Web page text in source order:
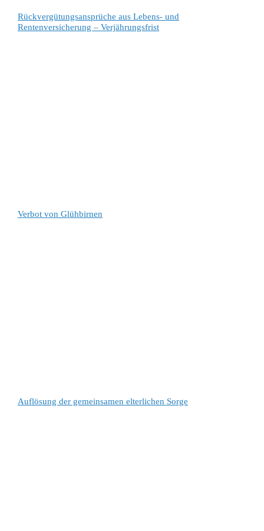
Rückvergütungsansprüche aus Lebens- und
Rentenversicherung – Verjährungsfrist
Verbot von Glühbirnen
Auflösung der gemeinsamen elterlichen Sorge